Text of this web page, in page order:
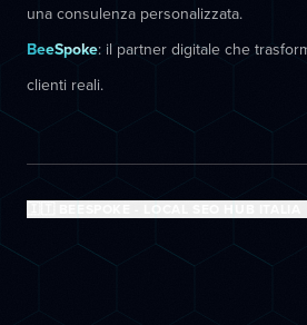
una consulenza personalizzata.
BeeSpoke: il partner digitale che
clienti reali.